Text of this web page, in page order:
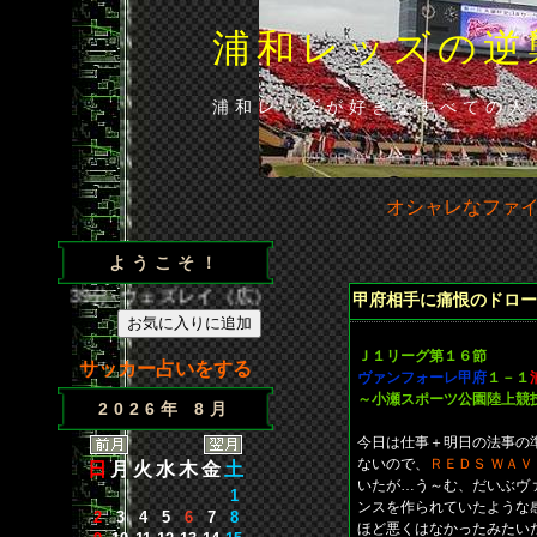
浦和レッズの
浦和レッズが好きなすべての
オシャレなファ
ようこそ！
39分･ウェズレイ（広）、86分･山田（浦）◆山田の貴
サッカー占いをする
2026年 8月
日 月火 水木金土
1
2
3 4 5 6 7
8
甲府相手に痛恨のドロ
Ｊ１リーグ第１６節
ヴァンフォーレ甲府 １－１
～小瀬スポーツ公園陸上競
今日は仕事＋明日の法事の
ないので、
ＲＥＤＳ ＷＡＶ
いたが…う～む、だいぶヴ
ンスを作られていたよう
ほど悪くはなかったみたい